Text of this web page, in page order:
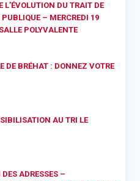
L’ÉVOLUTION DU TRAIT DE
– MERCREDI 19
POLYVALENTE
DE BRÉHAT : DONNEZ VOTRE
AU TRI LE
ADRESSES –